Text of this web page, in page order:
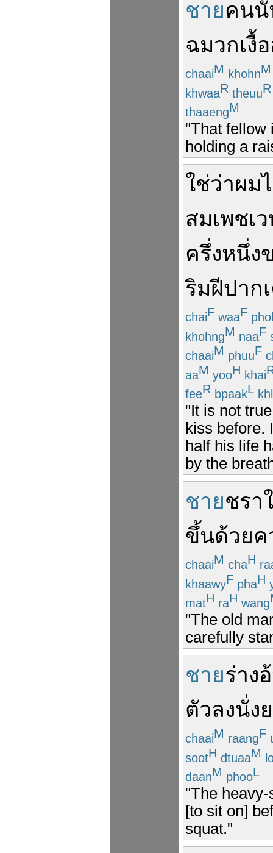
ชายคน
ฉมวกเงื้อ
chaaiM khohnM
khwaaR theuuR
thaaengM
"That fellow
holding a
ใช่ว่าผม
สมเพชเ
ครึ่งหนึ่ง
ริมฝีปาก
chaiF waaF
khohngM naaF
chaaiM phuuF
aaM yooH khai
feeR bpaakL
"It is not
kiss before.
half his life
by the
ชายชรา
ขึ้นด้วยค
chaaiM chaH
khaawyF phaH
matH raH wang
"The old
carefully
ชายร่าง
ตัวลงนั่ง
chaaiM raangF
sootH dtuaaM
daanM phooL
"The
[to sit on]
squat."